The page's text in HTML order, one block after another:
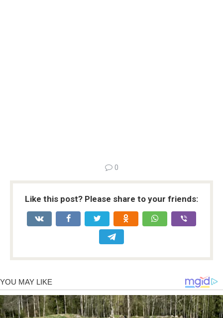
0
Like this post? Please share to your friends: